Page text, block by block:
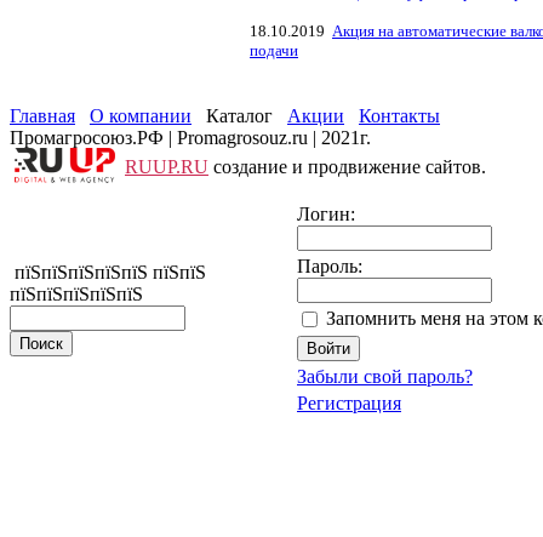
18.10.2019 Акция на автоматические
подачи
Главная О компании Каталог Акции
Контакты
Промагросоюз.РФ | Promagrosouz.ru | 2021г.
RUUP.RU создание и продвижение сайтов.
пїЅпїЅпїЅпїЅпїЅ пїЅпїЅ
пїЅпїЅпїЅпїЅпїЅ
Логин:
Пароль:
Запомнить меня на этом
Забыли свой пароль?
Регистрация